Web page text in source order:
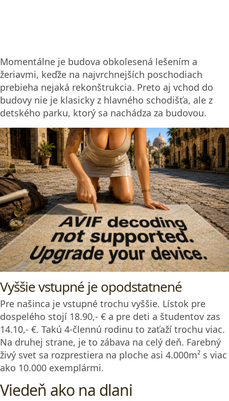
Momentálne je budova obkolesená lešením a
žeriavmi, keďže na najvrchnejších poschodiach
prebieha nejaká rekonštrukcia. Preto aj vchod do
budovy nie je klasicky z hlavného schodišťa, ale z
detského parku, ktorý sa nachádza za budovou.
Vyššie vstupné je opodstatnené
Pre našinca je vstupné trochu vyššie. Lístok pre
dospelého stojí 18.90,- € a pre deti a študentov zas
14.10,- €. Takú 4-člennú rodinu to zaťaží trochu viac.
Na druhej strane, je to zábava na celý deň. Farebný
živý svet sa rozprestiera na ploche asi 4.000m² s viac
ako 10.000 exemplármi.
Viedeň ako na dlani